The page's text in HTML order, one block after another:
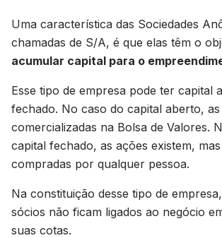
Uma característica das Sociedades
chamadas de S/A, é que elas têm o
acumular capital para o
Esse tipo de empresa pode ter capital
fechado. No caso do capital aberto,
comercializadas na Bolsa de Valores.
capital fechado, as ações existem,
compradas por qualquer pessoa.
Na constituição desse tipo de
sócios não ficam ligados ao negócio
suas cotas.